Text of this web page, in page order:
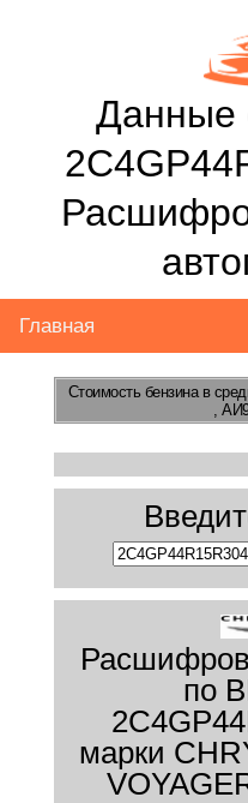
Данные
Главная
Стоимость бензинав
,
по
марки